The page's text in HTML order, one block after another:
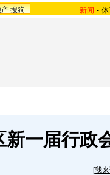
搜狗 新闻 -
一届行政
[我